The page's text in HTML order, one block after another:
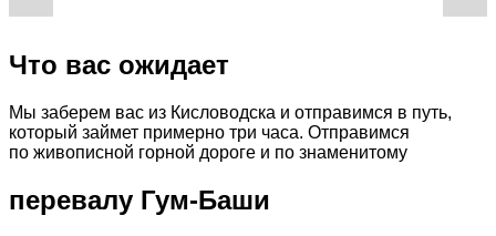
Что вас ожидает
Мы заберем вас из Кисловодска и отправимся в путь,
который займет примерно три часа. Отправимся
по живописной горной дороге и по знаменитому
перевалу Гум-Баши